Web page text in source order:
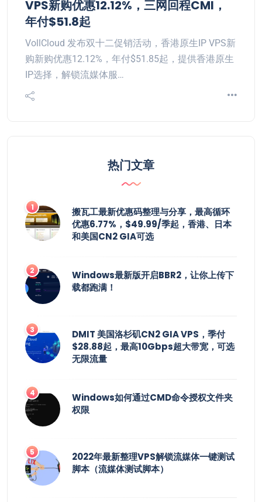
VPS新购优惠12.12%，三网回程CMI，
年付$51.8起
VollCloud 发布双十二促销活动，香港原生IP VPS新
购新购优惠12.12%，年付$51.85起，提供香港原生
IP选择，解锁流媒体服…
热门文章
搬瓦工最新优惠码整理与分享，最高循环
优惠6.77%，$49.99/季起，香港、日本
和美国CN2 GIA可选
Windows最新版开启BBR2，让你上传下
载都跑满！
DMIT 美国洛杉矶CN2 GIA VPS，季付
$28.88起，最高10Gbps超大带宽，可选
无限流量
Windows如何通过CMD命令授权文件夹
权限
2022年最新整理VPS解锁流媒体一键测试
脚本（流媒体测试脚本）